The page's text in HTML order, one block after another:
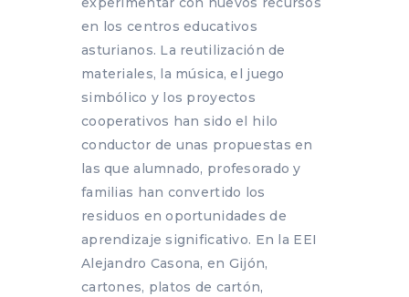
en los centros educativos
asturianos. La reutilización de
materiales, la música, el juego
simbólico y los proyectos
cooperativos han sido el hilo
conductor de unas propuestas en
las que alumnado, profesorado y
familias han convertido los
residuos en oportunidades de
aprendizaje significativo. En la EEI
Alejandro Casona, en Gijón,
cartones, platos de cartón,